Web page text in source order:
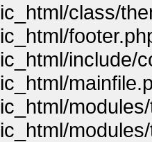
class/
include/